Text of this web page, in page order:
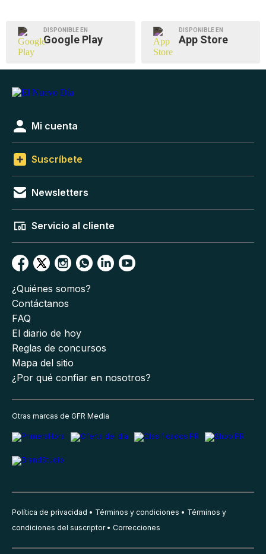
DISPONIBLE EN
Google Play
DISPONIBLE EN
App Store
Mi cuenta
Suscríbete
Newsletters
Servicio al cliente
¿Quiénes somos?
Contáctanos
FAQ
El diario de hoy
Reglas de concursos
Mapa del sitio
¿Por qué confiar en nosotros?
Otras marcas de GFR Media
Política de privacidad Términos y condiciones
Términos y
condiciones del suscriptor
Correcciones